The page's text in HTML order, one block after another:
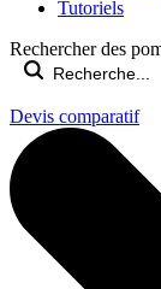
Tutoriels
Rechercher des
Devis comparatif